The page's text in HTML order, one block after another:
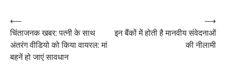
Post
navigation
⟵
चिंताजनक खबर: पत्नी के साथ
अंतरंग वीडियो को किया वायरल: मां
बहनें हो जाएं सावधान
इन बैंकों में होती है मानवीय संवेदनाओं
की नीलामी
⟶